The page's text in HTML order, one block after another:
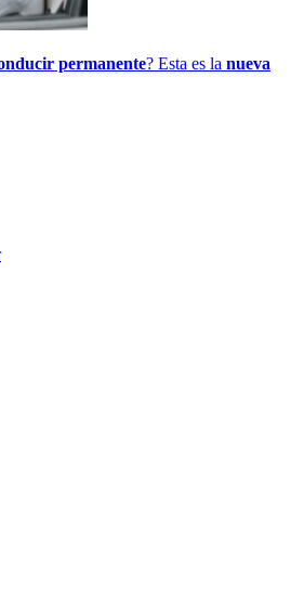
permanente? Esta es la nueva